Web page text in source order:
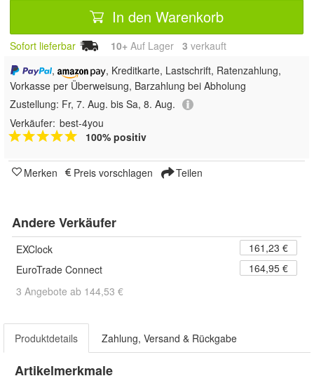
In den Warenkorb
Sofort lieferbar 10+ Auf Lager 3 verkauft
,
, Kreditkarte, Lastschrift, Ratenzahlung,
Vorkasse per Überweisung, Barzahlung bei Abholung
Zustellung: Fr, 7. Aug. bis Sa, 8. Aug.
Verkäufer: best-4you
100% positiv
Merken Preis vorschlagen Teilen
Andere Verkäufer
EXClock
161,23 €
EuroTrade Connect
164,95 €
3 Angebote ab 144,53 €
Produktdetails Zahlung, Versand & Rückgabe
Artikelmerkmale